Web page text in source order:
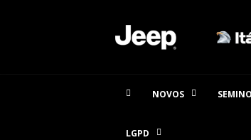
NOVOS
LGPD